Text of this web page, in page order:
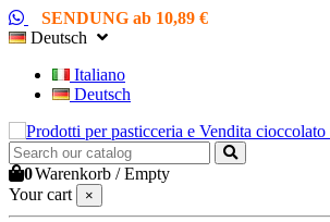
SENDUNG ab 10,89 €
Deutsch
Italiano
Deutsch
0Warenkorb /Empty
Your cart
×